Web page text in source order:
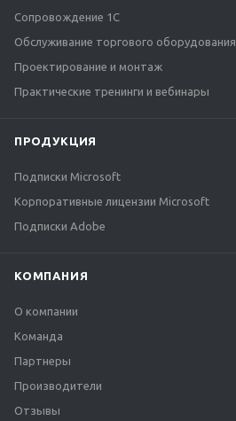
Сопровождение 1С
Обслуживание торгового оборудования
Проектирование и монтаж
Практические тренинги и вебинары
ПРОДУКЦИЯ
Подписки Microsoft
Корпоративные лицензии Microsoft
Подписки Adobe
КОМПАНИЯ
О компании
Команда
Партнеры
Производители
Отзывы